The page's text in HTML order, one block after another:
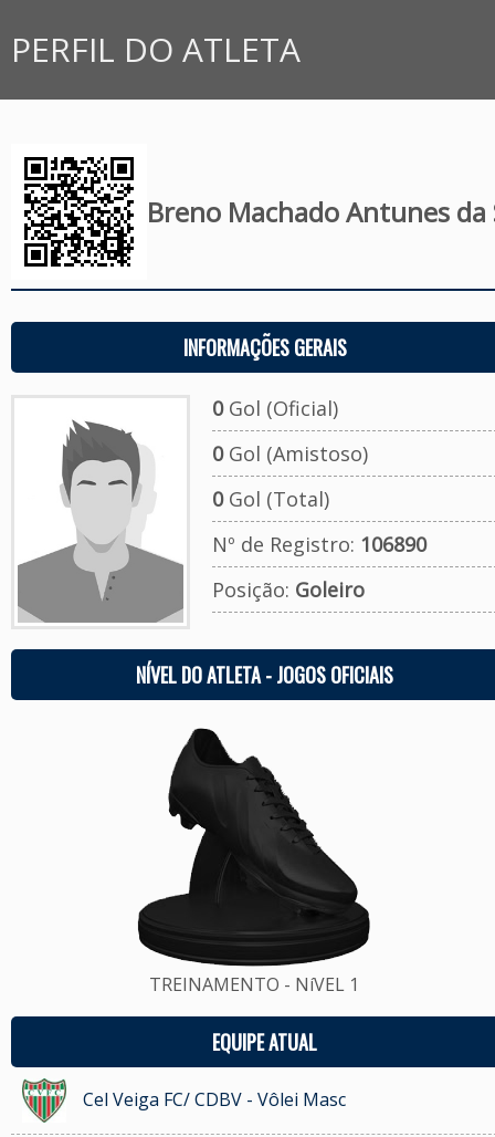
PERFIL DO ATLETA
Breno Machado Antunes da
INFORMAÇÕES GERAIS
0Gol (Oficial)
0Gol (Amistoso)
0Gol (Total)
Nº de Registro: 106890
Posição: Goleiro
NÍVEL DO ATLETA - JOGOS OFICIAIS
TREINAMENTO - NíVEL 1
EQUIPE ATUAL
Cel Veiga FC/ CDBV - Vôlei Masc